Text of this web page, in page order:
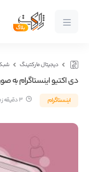
دیجیتال مارکتینگ
دی اکتیو اینستاگرام به
اینستاگرام 3 دقیقه زمان مطالعه